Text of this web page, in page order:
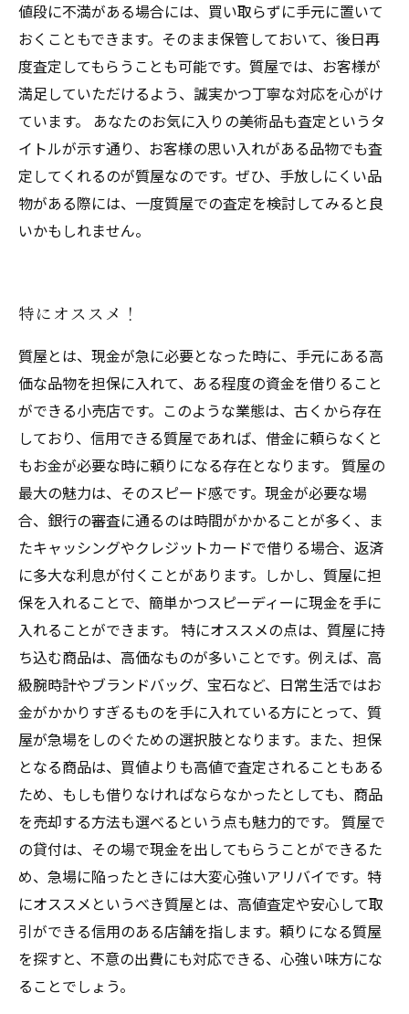
値段に不満がある場合には、買い取らずに手元に置いて
おくこともできます。そのまま保管しておいて、後日再
度査定してもらうことも可能です。質屋では、お客様が
満足していただけるよう、誠実かつ丁寧な対応を心がけ
ています。 あなたのお気に入りの美術品も査定というタ
イトルが示す通り、お客様の思い入れがある品物でも査
定してくれるのが質屋なのです。ぜひ、手放しにくい品
物がある際には、一度質屋での査定を検討してみると良
いかもしれません。
特にオススメ！
質屋とは、現金が急に必要となった時に、手元にある高
価な品物を担保に入れて、ある程度の資金を借りること
ができる小売店です。このような業態は、古くから存在
しており、信用できる質屋であれば、借金に頼らなくと
もお金が必要な時に頼りになる存在となります。 質屋の
最大の魅力は、そのスピード感です。現金が必要な場
合、銀行の審査に通るのは時間がかかることが多く、ま
たキャッシングやクレジットカードで借りる場合、返済
に多大な利息が付くことがあります。しかし、質屋に担
保を入れることで、簡単かつスピーディーに現金を手に
入れることができます。 特にオススメの点は、質屋に持
ち込む商品は、高価なものが多いことです。例えば、高
級腕時計やブランドバッグ、宝石など、日常生活ではお
金がかかりすぎるものを手に入れている方にとって、質
屋が急場をしのぐための選択肢となります。また、担保
となる商品は、買値よりも高値で査定されることもある
ため、もしも借りなければならなかったとしても、商品
を売却する方法も選べるという点も魅力的です。 質屋で
の貸付は、その場で現金を出してもらうことができるた
め、急場に陥ったときには大変心強いアリバイです。特
にオススメというべき質屋とは、高値査定や安心して取
引ができる信用のある店舗を指します。頼りになる質屋
を探すと、不意の出費にも対応できる、心強い味方にな
ることでしょう。